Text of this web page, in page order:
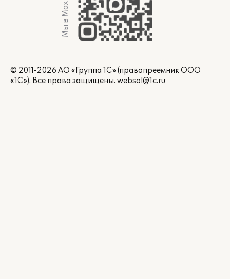
Мы в Max
© 2011-2026 АО «Группа 1С» (правопреемник ООО
«1С»). Все права защищены. websol@1c.ru